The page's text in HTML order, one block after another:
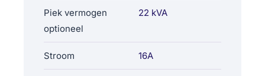
Piek vermogen
optioneel
22 kVA
Stroom 16A